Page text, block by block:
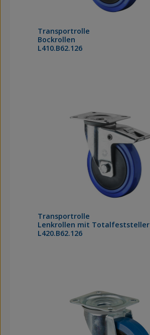
Transportrolle
Bockrollen
L410.B62.126
Transportrolle
Lenkrollen mit Totalfeststeller
L420.B62.126